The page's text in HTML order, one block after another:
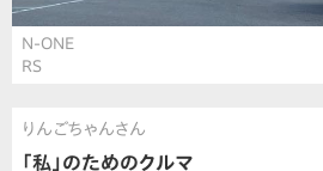
N-ONE
RS
りんごちゃんさん
「私」のためのクルマ